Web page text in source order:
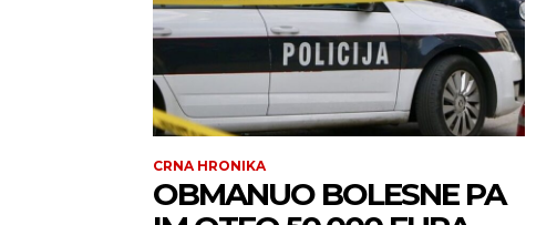
CRNA HRONIKA
OBMANUO BOLESNE PA